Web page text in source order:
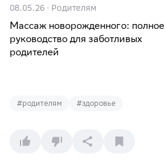
08.05.26 · Родителям
Массаж новорожденного: полное
руководство для заботливых
родителей
#родителям #здоровье